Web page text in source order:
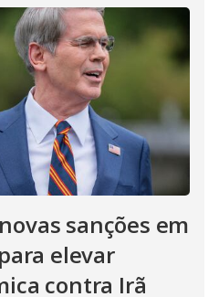
sanções em
elevar
contra Irã